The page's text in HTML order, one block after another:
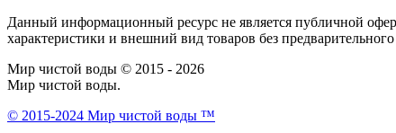
Данный информационный ресурс не является публичной
характеристики и внешний вид товаров без
Мир чистой воды © 2015 - 2026
Мир чистой воды.
© 2015-2024 Мир чистой воды ™